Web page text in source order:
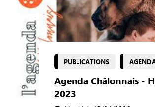
PUBLICATIONS
Agenda Châlonnais -
2023